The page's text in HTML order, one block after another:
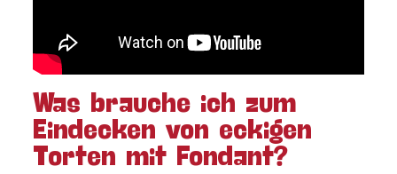
Was brauche ich zum
Eindecken von eckigen
Torten mit Fondant?